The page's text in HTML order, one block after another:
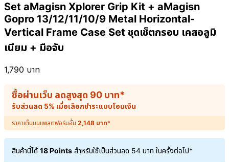
Set aMagisn Xplorer Grip Kit + aMagisn
Gopro 13/12/11/10/9 Metal Horizontal-
Vertical Frame Case Set ชุดเช็ตกรอบ เคสอลูมิ
เนียม + มือจับ
1,790 บาท
ซื้อผ่านเว็บ ลดสูงสุด 90 บาท*
รับส่วนลด 5% เมื่อเลือกชำระแบบโอนเงิน
ราคาเต็มบนแพลตฟอร์มอื่น 2,148 บาท*
สินค้านี้ได้ 18 Points สำหรับใช้เป็นส่วนลด 54 บาท ในครั้งต่อไป*